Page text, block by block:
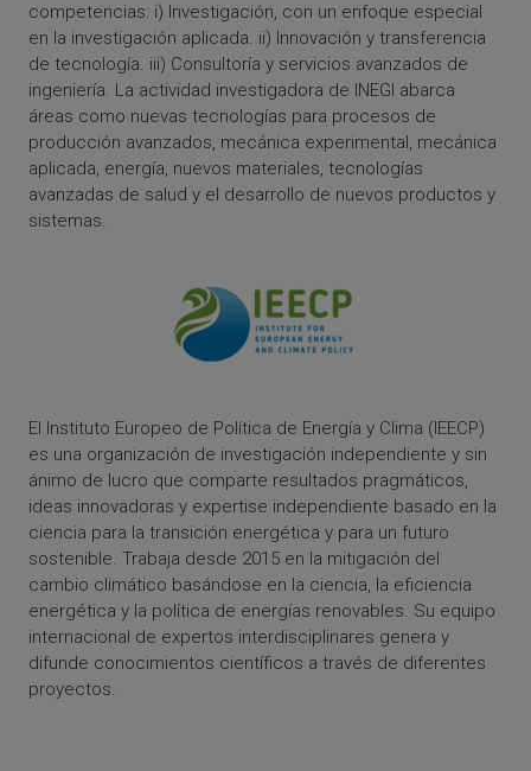
competencias: i) Investigación, con un enfoque especial
en la investigación aplicada. ii) Innovación y transferencia
de tecnología. iii) Consultoría y servicios avanzados de
ingeniería. La actividad investigadora de INEGI abarca
áreas como nuevas tecnologías para procesos de
producción avanzados, mecánica experimental, mecánica
aplicada, energía, nuevos materiales, tecnologías
avanzadas de salud y el desarrollo de nuevos productos y
sistemas.
El Instituto Europeo de Política de Energía y Clima (IEECP)
es una organización de investigación independiente y sin
ánimo de lucro que comparte resultados pragmáticos,
ideas innovadoras y expertise independiente basado en la
ciencia para la transición energética y para un futuro
sostenible. Trabaja desde 2015 en la mitigación del
cambio climático basándose en la ciencia, la eficiencia
energética y la política de energías renovables. Su equipo
internacional de expertos interdisciplinares genera y
difunde conocimientos científicos a través de diferentes
proyectos.